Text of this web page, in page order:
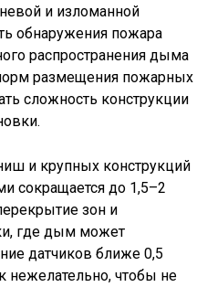
и изломанной
обнаружения пожара
распространения дыма
размещения пожарных
сложность конструкции
и крупных конструкций
сокращается до 1,5–2
зон и
где дым может
датчиков ближе 0,5
нежелательно, чтобы не